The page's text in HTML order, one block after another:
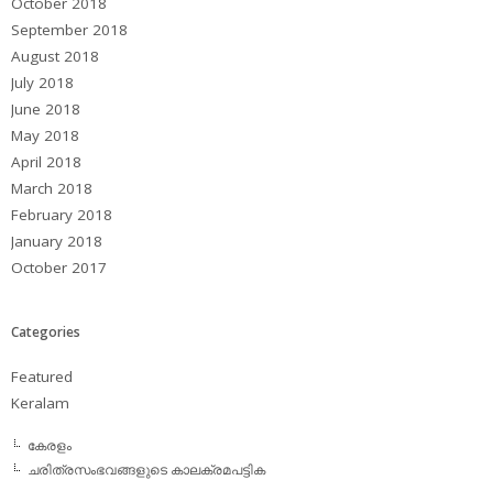
September 2018
August 2018
July 2018
June 2018
May 2018
April 2018
March 2018
February 2018
January 2018
October 2017
Categories
Featured
Keralam
കേരളം
ചരിത്രസംഭവങ്ങളുടെ കാലക്രമപട്ടിക